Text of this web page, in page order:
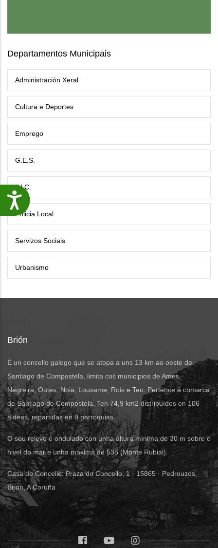
Accesibilidade
Departamentos Municipais
Administración Xeral
Cultura e Deportes
Emprego
G.E.S.
P.I.C.
Policia Local
Servizos Sociais
Urbanismo
Brión
É un concello galego que se atopa a uns 13 km ao oeste de
Santiago de Compostela, limita cos municipios de Ames,
Negreira, Outes, Noia, Lousame, Rois e Teo. Pertence á comarca
de Santiago de Compostela. Ten 74,9 km2 distribuídos en 106
aldeas, repartidas en 9 parroquias.
O seu relevo é ondulado con unha altura mínima de 30 m sobre o
nivel do mar e unha máxima de 535 (Monte Rubial).
Casa do Concello: Praza do Concello, 1 · 15865 · Pedrouzos,
Brión, A Coruña